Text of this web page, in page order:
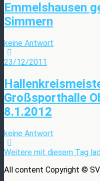
Emmelshausen
Simmern
keine Antwort
23/12/2011
Großsporthalle
8.1.2012
keine Antwort
Weitere mit diesem Tag
All content Copyright © SV